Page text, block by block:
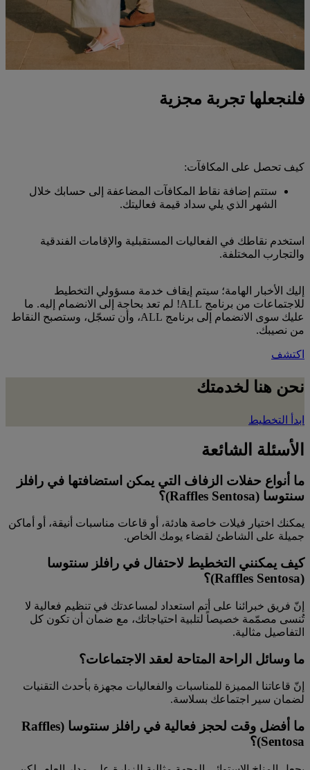
فلنجعلها تجربة مجزية
كيف تحصل على المكافآت:
ستتم إضافة نقاط المكافآت المضاعفة إلى حسابك خلال
الشهر الذي يلي سداد قيمة فعاليتك.
استخدم نقاطك في الفعاليات المستقبلية والإقامات الفندقية
والتجارب المختلفة.
إليك الأخبار الهامة؛ سيتم إيقاف خدمة مسؤولي التخطيط
للاجتماعات من برنامج ALL! لم تعد بحاجة إلى الانضمام إليه. ما
عليك سوى الانضمام إلى برنامج ALL، وأن تسجّل، وستصبح النقاط
من نصيبك.
اكتشف
نحن هنا لخدمتك
ابدأ التخطيط
الأسئلة الشائعة
ما أنواع حفلات الزفاف التي يمكن استضافتها في رافلز
سنتوسا (Raffles Sentosa)؟
يمكنك اختيار فيلات خاصة هادئة، أو قاعات مناسبات أنيقة، أو أماكن
جميلة على الشاطئ لقضاء يومك الخاص.
كيف يمكنني التخطيط لاحتفال في رافلز سنتوسا
(Raffles Sentosa)؟
إنّ فريق خبرائنا على أتم استعداد لمساعدتك في تنظيم فعالية لا
تُنسى مصمّمة خصيصاً لتلبية احتياجاتك، مع ضمان أن تكون كل
التفاصيل مثالية.
ما وسائل الراحة المتاحة لعقد الاجتماعات؟
إنّ قاعاتنا المميزة للمناسبات والفعاليات مجهزة بأحدث التقنيات
لضمان سير اجتماعك بسلاسة.
ما أفضل وقت لحجز فعالية في رافلز سنتوسا (Raffles
Sentosa)؟